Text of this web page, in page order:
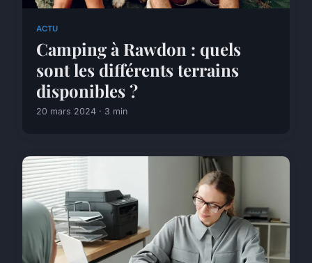
ACTU
Camping à Rawdon : quels
sont les différents terrains
disponibles ?
20 mars 2024 · 3 min